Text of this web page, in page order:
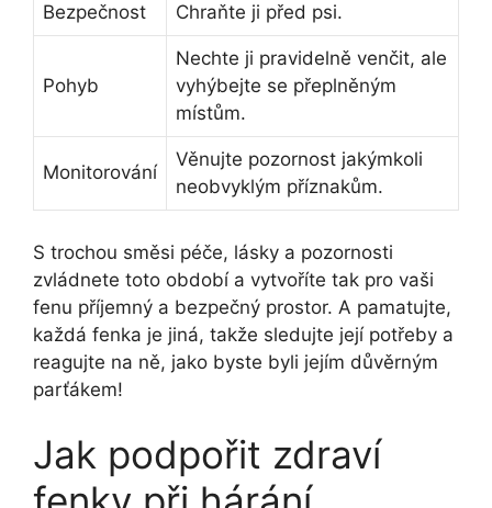
Bezpečnost Chraňte ji před psi.
Pohyb
Nechte ji pravidelně venčit, ale
vyhýbejte se přeplněným
místům.
Monitorování
Věnujte pozornost jakýmkoli
neobvyklým příznakům.
S trochou směsi péče, lásky a pozornosti
zvládnete toto období a vytvoříte tak pro vaši
fenu příjemný a bezpečný prostor. A pamatujte,
každá fenka je jiná, takže sledujte její potřeby a
reagujte na ně, jako byste byli jejím důvěrným
parťákem!
Jak podpořit zdraví